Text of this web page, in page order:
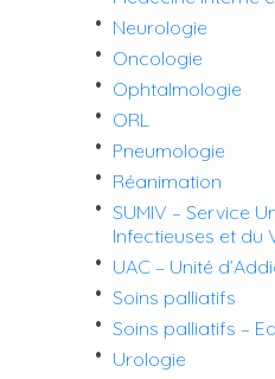
Neurologie
Oncologie
Ophtalmologie
ORL
Pneumologie
Réanimation
SUMIV – Service
Infectieuses et du
UAC – Unité
Soins palliatifs
Soins palliatifs –
Urologie